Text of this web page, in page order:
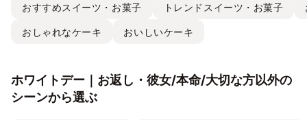
おすすめスイーツ・お菓子 トレンドスイーツ・お菓子
おしゃれなケーキ おいしいケーキ
ホワイトデー｜お返し・彼女/本命/大切な方以外の
シーンから選ぶ